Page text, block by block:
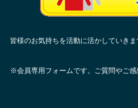
皆様のお気持ちを活動に活かしていきま
※会員専用フォームです。ご質問やご